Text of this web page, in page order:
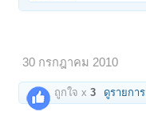
30 กรกฎาคม 2010
ถูกใจ x3 ดูรายการ